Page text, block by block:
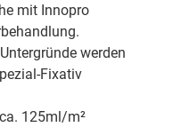
mit Innopro
werden
Fixativ
125ml/m²